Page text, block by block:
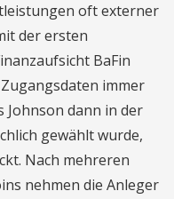
oft externer
der ersten
BaFin
immer
Johnson dann in der
gewählt wurde,
Nach mehreren
nehmen die Anleger